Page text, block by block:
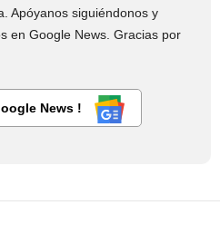
Apóyanos siguiéndonos y
en Google News. Gracias por
News !